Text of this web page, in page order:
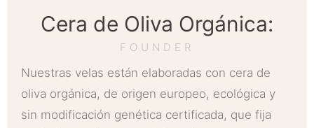
Cera de Oliva Orgánica:
FOUNDER
Nuestras velas están elaboradas con cera de
oliva orgánica, de origen europeo, ecológica y
sin modificación genética certificada, que fija